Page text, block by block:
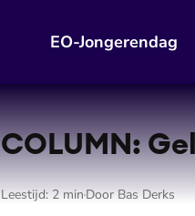
EO-Jongerendag
COLUMN:
Leestijd: 2 min Door Bas Derks